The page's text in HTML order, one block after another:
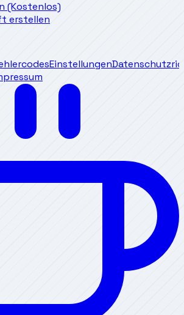
(Kostenlos)
erstellen
Einstellungen